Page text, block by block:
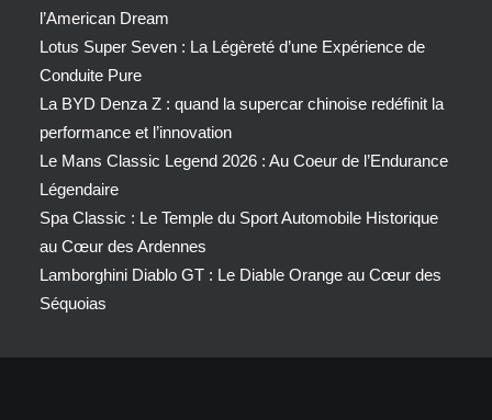
l’American Dream
Lotus Super Seven : La Légèreté d’une Expérience de
Conduite Pure
La BYD Denza Z : quand la supercar chinoise redéfinit la
performance et l’innovation
Le Mans Classic Legend 2026 : Au Coeur de l’Endurance
Légendaire
Spa Classic : Le Temple du Sport Automobile Historique
au Cœur des Ardennes
Lamborghini Diablo GT : Le Diable Orange au Cœur des
Séquoias